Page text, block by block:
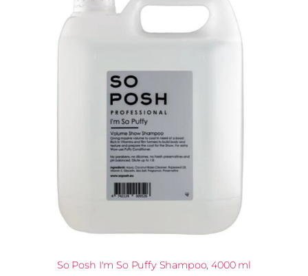
So Posh I'm So Puffy Shampoo, 4000 ml